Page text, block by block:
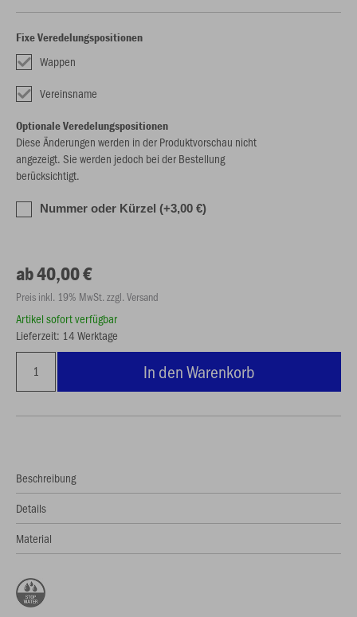
Fixe Veredelungspositionen
Wappen
Vereinsname
Optionale Veredelungspositionen
Diese Änderungen werden in der Produktvorschau nicht
angezeigt. Sie werden jedoch bei der Bestellung
berücksichtigt.
Nummer oder Kürzel (+3,00 €)
ab 40,00 €
Preis inkl. 19% MwSt. zzgl. Versand
Artikel sofort verfügbar
Lieferzeit: 14 Werktage
In den Warenkorb
Beschreibung
Details
Material